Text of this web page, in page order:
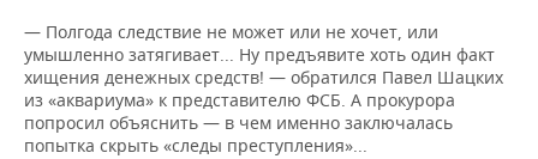
— Полгода следствие не может или не хочет, или
умышленно затягивает... Ну предъявите хоть один факт
хищения денежных средств! — обратился Павел Шацких
из «аквариума» к представителю ФСБ. А прокурора
попросил объяснить — в чем именно заключалась
попытка скрыть «следы преступления»...